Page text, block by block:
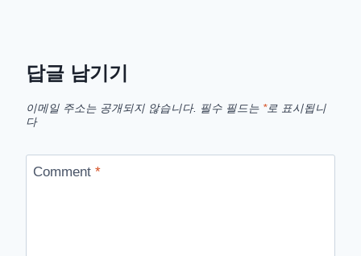
답글 남기기
이메일 주소는 공개되지 않습니다. 필수 필드는 *로 표시됩니
다
Comment *